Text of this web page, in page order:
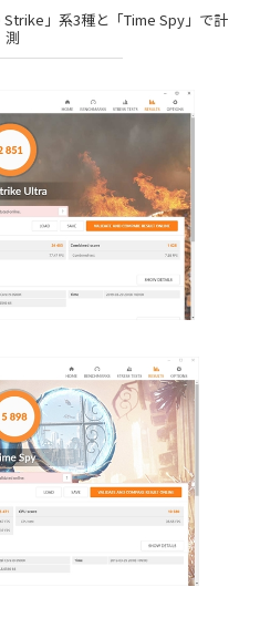
Strike」系3種と「Time Spy」で計
測